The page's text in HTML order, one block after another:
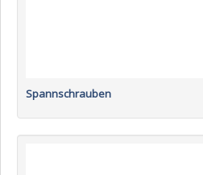
Spannschrauben